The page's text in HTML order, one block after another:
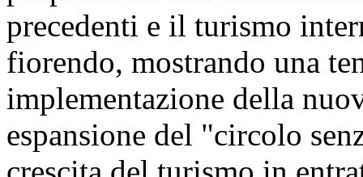
precedenti e il turismo
fiorendo, mostrando una
implementazione della
espansione del "circolo